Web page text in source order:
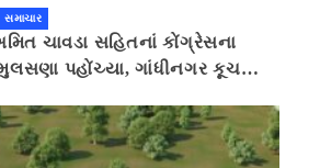
ચાવડા સહિતનાં કોંગ્રેસના
પહોંચ્યા, ગાંધીનગર કૂચ